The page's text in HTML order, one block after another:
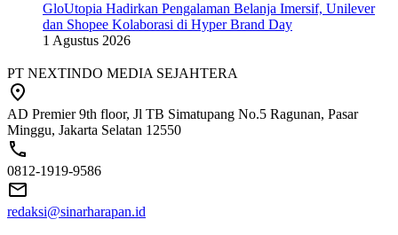
GloUtopia Hadirkan Pengalaman Belanja Imersif, Unilever
dan Shopee Kolaborasi di Hyper Brand Day
1 Agustus 2026
PT NEXTINDO MEDIA SEJAHTERA
AD Premier 9th floor, Jl TB Simatupang No.5 Ragunan, Pasar
Minggu, Jakarta Selatan 12550
0812-1919-9586
redaksi@sinarharapan.id